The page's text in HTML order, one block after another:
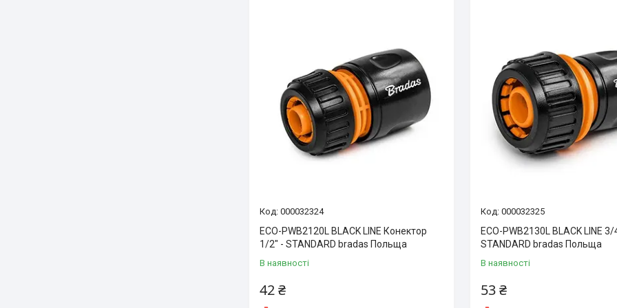
000032324
ECO-PWB2120L BLACK LINE Конектор
1/2″ - STANDARD bradas Польща
В наявності
42 ₴
000032325
ECO-PWB2130L BLACK LINE 3/
STANDARD bradas Польща
В наявності
53 ₴